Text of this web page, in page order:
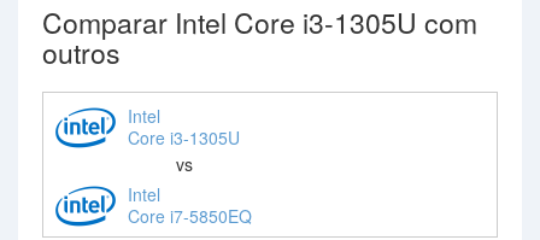
Comparar Intel Core i3-1305U com
outros
Intel
Core i3-1305U
vs
Intel
Core i7-5850EQ